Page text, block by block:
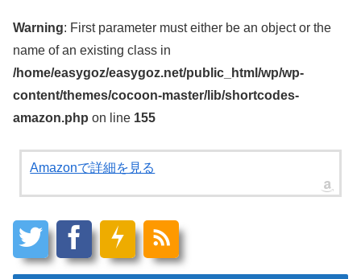
Warning: First parameter must either be an object or the
name of an existing class in
/home/easygoz/easygoz.net/public_html/wp/wp-
content/themes/cocoon-master/lib/shortcodes-
amazon.php on line 155
Amazonで詳細を見る